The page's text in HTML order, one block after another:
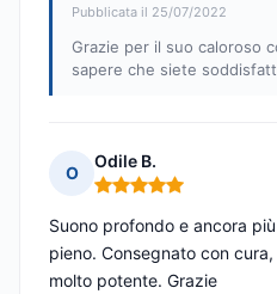
Pubblicata il 25/07/2022
Grazie per il suo caloroso
sapere che siete
O
Odile B.
Nota: 5 su 5
Suono profondo e ancora
pieno. Consegnato con
molto potente. Grazie